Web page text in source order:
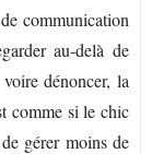
communication
au-delà de
dénoncer, la
comme si le chic
gérer moins de